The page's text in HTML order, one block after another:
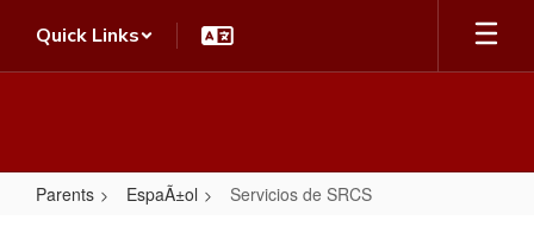
main
Quick Links
Parents EspaÃ±ol Servicios de SRCS